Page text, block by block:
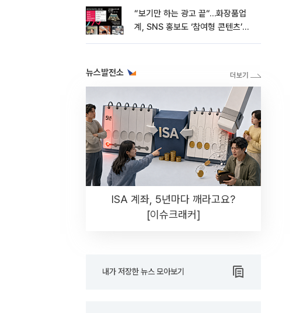
“보기만 하는 광고 끝“…화장품업
계, SNS 홍보도 ‘참여형 콘텐츠’로
뉴스발전소
ISA 계좌, 5년마다 깨라고요?
[이슈크래커]
내가 저장한 뉴스 모아보기